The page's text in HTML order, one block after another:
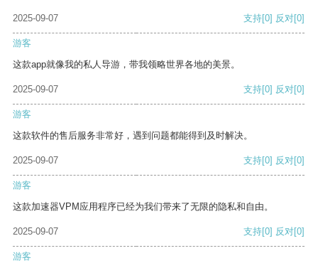
2025-09-07 支持[0] 反对[0]
游客
这款app就像我的私人导游，带我领略世界各地的美景。
2025-09-07 支持[0] 反对[0]
游客
这款软件的售后服务非常好，遇到问题都能得到及时解决。
2025-09-07 支持[0] 反对[0]
游客
这款加速器VPM应用程序已经为我们带来了无限的隐私和自由。
2025-09-07 支持[0] 反对[0]
游客